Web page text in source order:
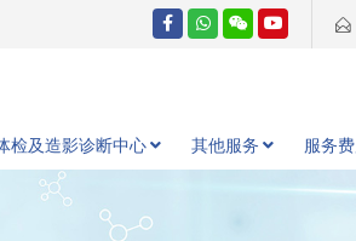
检及造影诊断中心 其他服务 服务